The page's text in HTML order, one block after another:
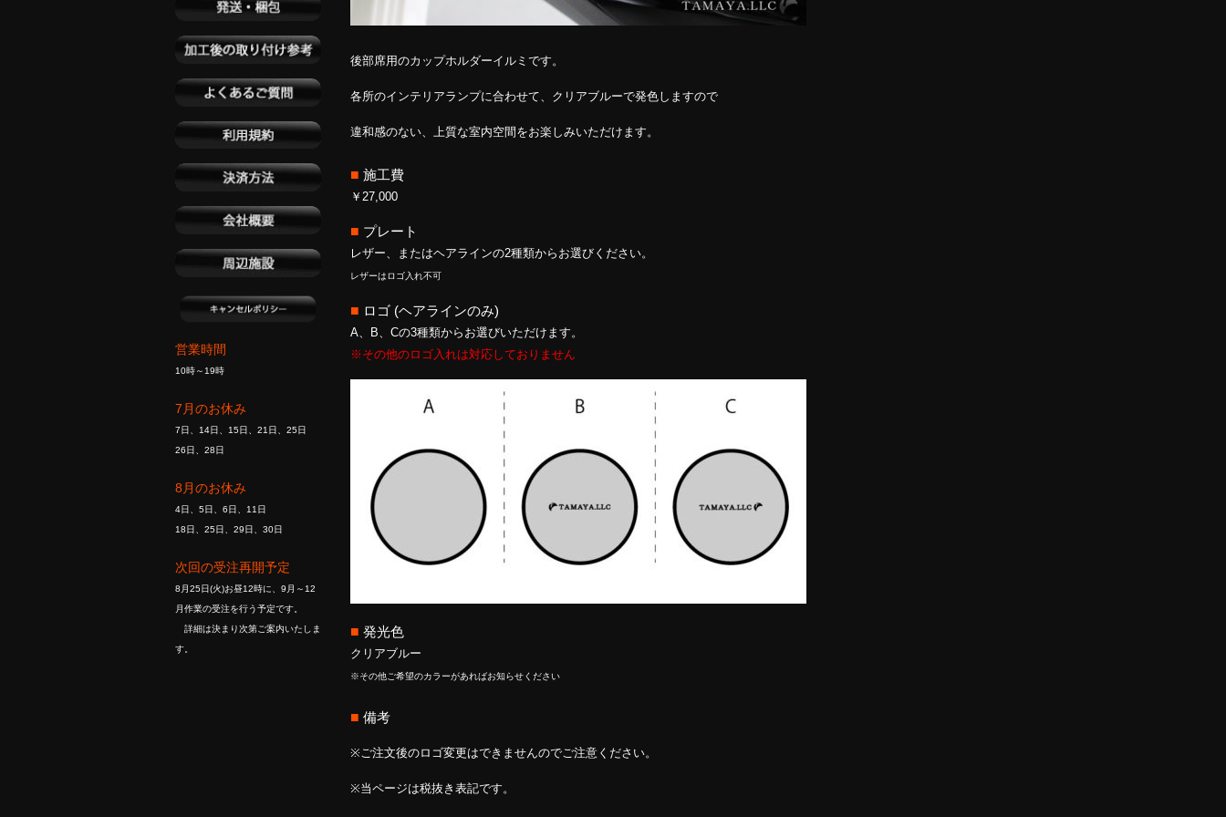
後部席用のカップホルダーイルミです。
各所のインテリアランプに合わせて、クリアブルーで発色しますので
違和感のない、上質な室内空間をお楽しみいただけます。
■ 施工費
￥27,000
■ プレート
レザー、またはヘアラインの2種類からお選びください。
レザーはロゴ入れ不可
■ ロゴ (ヘアラインのみ)
A、B、Cの3種類からお選びいただけます。
※その他のロゴ入れは対応しておりません
■ 発光色
クリアブルー
※その他ご希望のカラーがあればお知らせください
■ 備考
※ご注文後のロゴ変更はできませんのでご注意ください。
※当ページは税抜き表記です。
営業時間
10時～19時
7月のお休み
7日、14日、15日、21日、25日
26日、28日
8月のお休み
4日、5日、6日、11日
18日、25日、29日、30日
次回の受注再開予定
8月25日(火)お昼12時に、9月～12
月作業の受注を行う予定です。
詳細は決まり次第ご案内いたしま
す。